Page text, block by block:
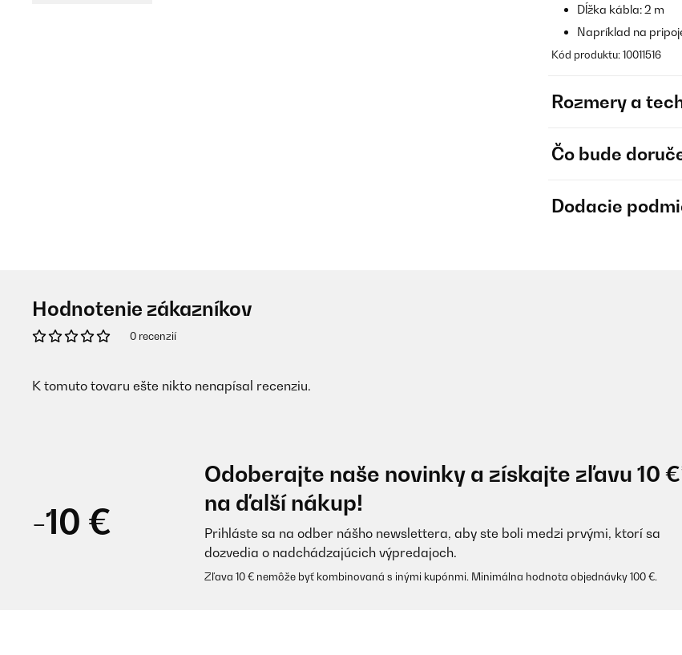
Dĺžka kábla: 2 m
Napríklad na
Kód produktu: 10011516
Rozmery a
Čo bude
Dodacie
Hodnotenie zákazníkov
0 recenzií
K tomuto tovaru ešte nikto nenapísal recenziu.
-10 €
Odoberajte naše novinky a získajte zľavu 10
na ďalší nákup!
Prihláste sa na odber nášho newslettera, aby ste boli medzi prvými, ktorí sa
dozvedia o nadchádzajúcich výpredajoch.
Zľava 10 € nemôže byť kombinovaná s inými kupónmi. Minimálna hodnota objednávky 100 €.